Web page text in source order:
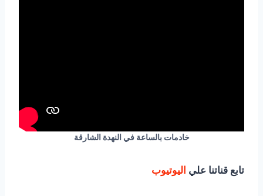
خادمات بالساعة في النهدة الشارقة
تابع قناتنا علي اليوتيوب